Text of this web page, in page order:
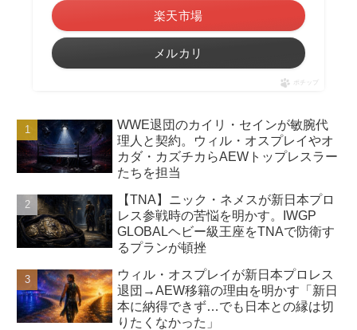
楽天市場
メルカリ
ポチップ
WWE退団のカイリ・セインが敏腕代
理人と契約。ウィル・オスプレイやオ
カダ・カズチカらAEWトップレスラー
たちを担当
【TNA】ニック・ネメスが新日本プロ
レス参戦時の苦悩を明かす。IWGP
GLOBALヘビー級王座をTNAで防衛す
るプランが頓挫
ウィル・オスプレイが新日本プロレス
退団→AEW移籍の理由を明かす「新日
本に納得できず…でも日本との縁は切
りたくなかった」